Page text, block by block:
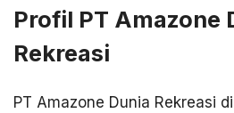
Profil PT Amazone
Rekreasi
PT Amazone Dunia Rekreasi